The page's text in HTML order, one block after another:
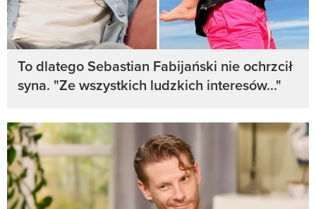
To dlatego Sebastian Fabijański nie ochrzcił
syna. "Ze wszystkich ludzkich interesów..."